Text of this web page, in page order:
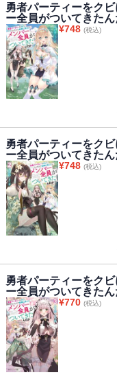
勇者パーティーをク
ー全員がついてきたん
¥748 (税込)
勇者パーティーをク
ー全員がついてきたん
¥748 (税込)
勇者パーティーをク
ー全員がついてきたん
¥770 (税込)